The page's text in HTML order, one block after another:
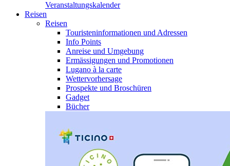
Veranstaltungskalender
Reisen
Reisen
Touristeninformationen und Adressen
Info Points
Anreise und Umgebung
Ermässigungen und Promotionen
Lugano à la carte
Wettervorhersage
Prospekte und Broschüren
Gadget
Bücher